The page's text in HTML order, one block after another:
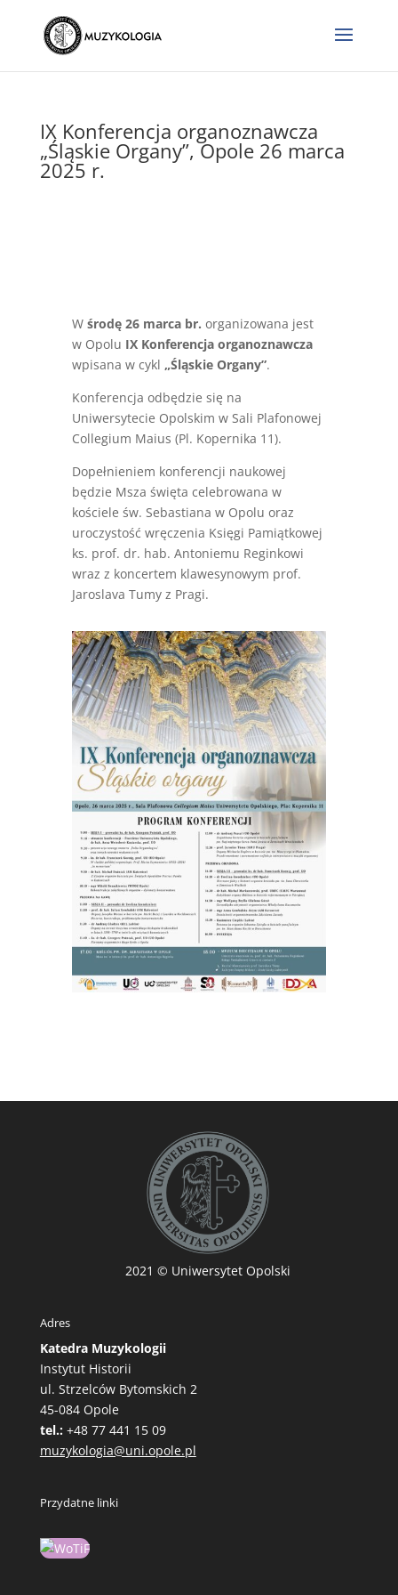
IX Konferencja organoznawcza
„Śląskie Organy”, Opole 26 marca
2025 r.
W środę 26 marca br. organizowana jest
w Opolu IX Konferencja organoznawcza
wpisana w cykl „Śląskie Organy”.
Konferencja odbędzie się na
Uniwersytecie Opolskim w Sali Plafonowej
Collegium Maius (Pl. Kopernika 11).
Dopełnieniem konferencji naukowej
będzie Msza święta celebrowana w
kościele św. Sebastiana w Opolu oraz
uroczystość wręczenia Księgi Pamiątkowej
ks. prof. dr. hab. Antoniemu Reginkowi
wraz z koncertem klawesynowym prof.
Jaroslava Tumy z Pragi.
2021 © Uniwersytet Opolski
Adres
Katedra Muzykologii
Instytut Historii
ul. Strzelców Bytomskich 2
45-084 Opole
tel.:+48 77 441 15 09
muzykologia@uni.opole.pl
Przydatne linki